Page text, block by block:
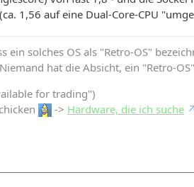
1,56 auf eine Dual-Core-CPU
ein solches OS als "Retro-OS"
hat die Absicht, ein "Retro-
for trading")
-> Hardware, die ich suche